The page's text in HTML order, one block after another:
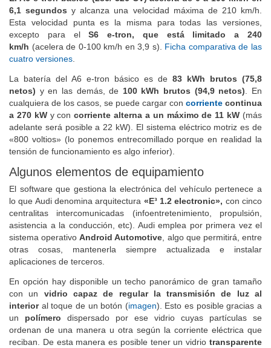
6,1 segundos y alcanza una velocidad máxima de 210 km/h.
Esta velocidad punta es la misma para todas las versiones,
excepto para elS6 e-tron, que está limitado a 240
km/h (acelera de 0-100 km/h en 3,9 s). Ficha comparativa de las
cuatro versiones
La batería del A6 e-tron básico es de 83 kWh brutos (75,8
netos) y en las demás, de 100 kWh brutos (94,9 netos) . En
cualquiera de los casos, se puede cargar con corriente continua
a 270 kWy concorriente alterna a un máximo de 11 kW (más
adelante será posible a 22 kW). El sistema eléctrico motriz es de
«800 voltios» (lo ponemos entrecomillado porque en realidad la
tensión de funcionamiento es algo inferior).
Algunos elementos de equipamiento
El software que gestiona la electrónica del vehículo pertenece a
lo que Audi denomina arquitectura «E³ 1.2 electronic», con cinco
centralitas intercomunicadas (infoentretenimiento, propulsión,
asistencia a la conducción, etc). Audi emplea por primera vez el
sistema operativoAndroid Automotive , algo que permitirá, entre
otras cosas, mantenerla siempre actualizada e instalar
aplicaciones de terceros.
En opción hay disponible un techo panorámico de gran tamaño
con un vidrio capaz de regular la transmisión de luz al
interioral toque de un botón (imagen). Esto es posible gracias a
un polímero dispersado por ese vidrio cuyas partículas se
ordenan de una manera u otra según la corriente eléctrica que
reciban. De esta manera es posible tener un vidrio transparente